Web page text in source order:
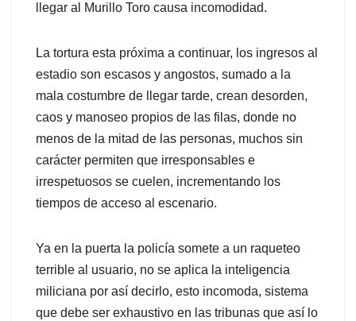
llegar al Murillo Toro causa incomodidad.
La tortura esta próxima a continuar, los ingresos al
estadio son escasos y angostos, sumado a la
mala costumbre de llegar tarde, crean desorden,
caos y manoseo propios de las filas, donde no
menos de la mitad de las personas, muchos sin
carácter permiten que irresponsables e
irrespetuosos se cuelen, incrementando los
tiempos de acceso al escenario.
Ya en la puerta la policía somete a un raqueteo
terrible al usuario, no se aplica la inteligencia
miliciana por así decirlo, esto incomoda, sistema
que debe ser exhaustivo en las tribunas que así lo